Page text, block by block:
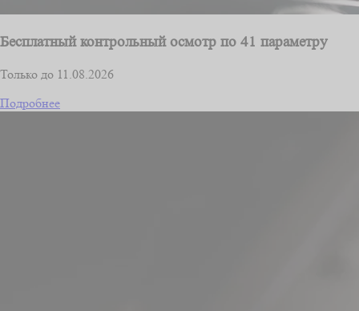
Бесплатный контрольный осмотр по 41 параметру
Только до 11.08.2026
Подробнее